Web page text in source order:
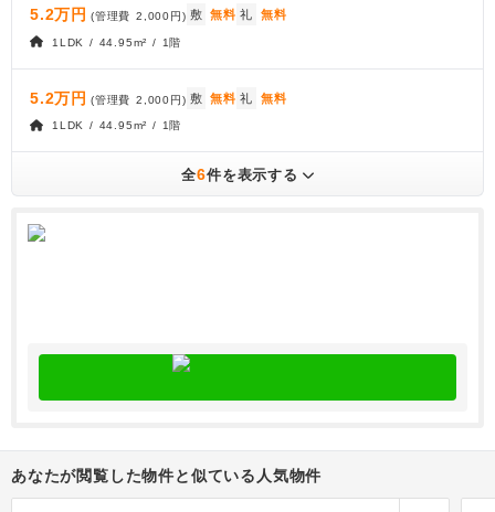
5.2万円 (管理費 2,000円 ) 敷 無料 礼 無料
1LDK / 44.95m² / 1階
5.2万円 (管理費 2,000円) 敷 無料 礼 無料
1LDK / 44.95m² / 1階
全6件を表示する
あなたが閲覧した物件と似ている人気物件